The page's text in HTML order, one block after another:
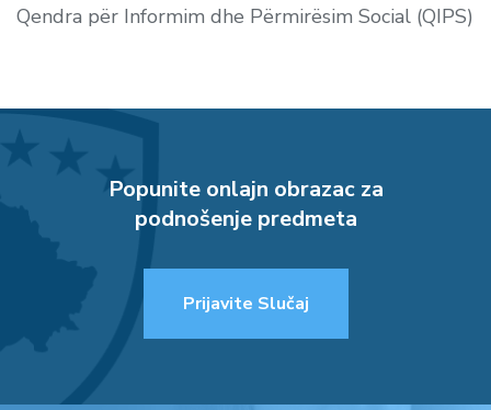
Qendra për Informim dhe Përmirësim Social (QIPS)
Popunite onlajn obrazac za
podnošenje predmeta
Prijavite Slučaj